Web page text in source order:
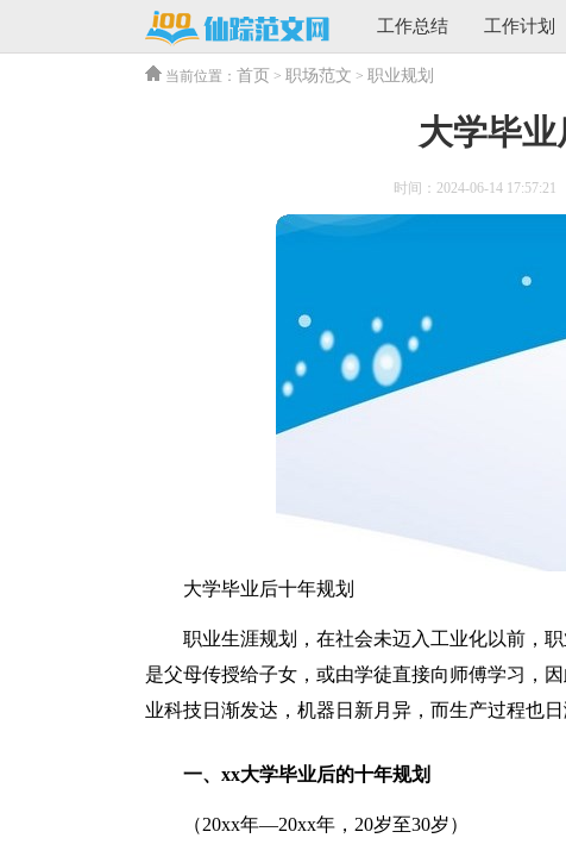
工作总结 工作计划
当前位置： 首页 > 职场范文 > 职业规划
大学毕业
时间：2024-06-14 17:57:21
大学毕业后十年规划
职业生涯规划，在社会未迈入工业化以前，
是父母传授给子女，或由学徒直接向师傅学习，
业科技日渐发达，机器日新月异，而生产过程也
一、xx大学毕业后的十年规划
（20xx年—20xx年，20岁至30岁）